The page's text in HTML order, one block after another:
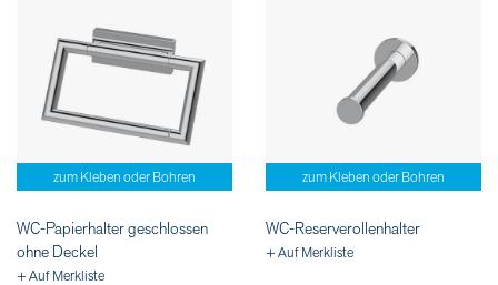
zum Kleben oder Bohren
WC-Papierhalter geschlossen
ohne Deckel
+ Auf Merkliste
zum Kleben oder Bohren
WC-Reserverollenhalter
+ Auf Merkliste